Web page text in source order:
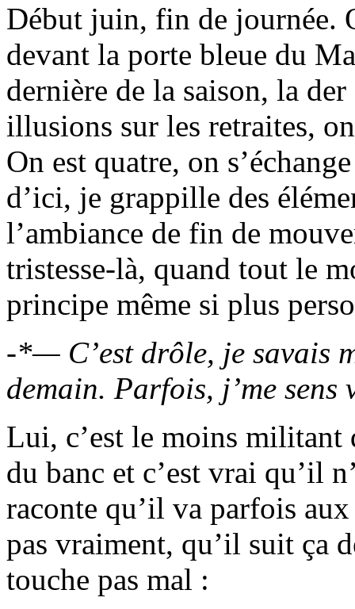
Début juin, fin de journée.
devant la porte bleue du
dernière de la saison, la
illusions sur les retraites,
On est quatre, on
d’ici, je grappille des
l’ambiance de fin de
tristesse-là, quand tout le
principe même si plus
-*— C’est drôle, je savais
demain. Parfois, j’me
Lui, c’est le moins militant
du banc et c’est vrai qu’il
raconte qu’il va parfois
pas vraiment, qu’il suit ça
touche pas mal :